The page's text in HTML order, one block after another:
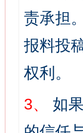
责承担
报料投
权利。
3、
如